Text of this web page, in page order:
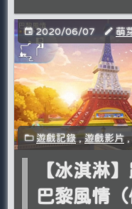
2020/06/07 萌
遊戲記錄,遊戲影片
【冰淇淋
巴黎風情（